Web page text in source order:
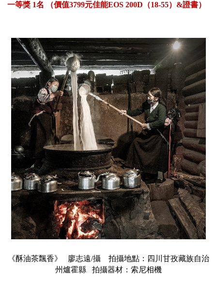
一等獎 1名 （價值3799元佳能EOS 200D（18-55）&證書）
《酥油茶飄香》 廖志遠/攝 拍攝地點：四川甘孜藏族自治
州爐霍縣 拍攝器材：索尼相機